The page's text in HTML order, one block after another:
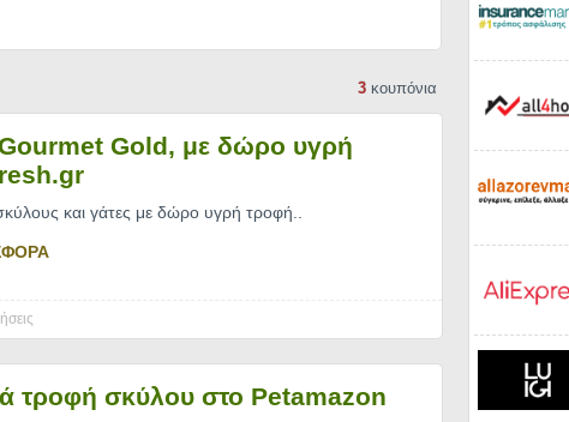
3 κουπόνια
Gold, με δώρο υγρή
και γάτες με δώρο υγρή τροφή
τροφή σκύλου στο Petamazon